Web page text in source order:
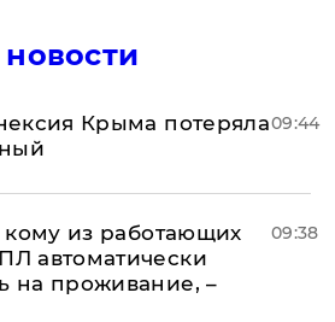
Крыма потеряла09:44
кому из работающих
автоматически
на проживание, –
09:38